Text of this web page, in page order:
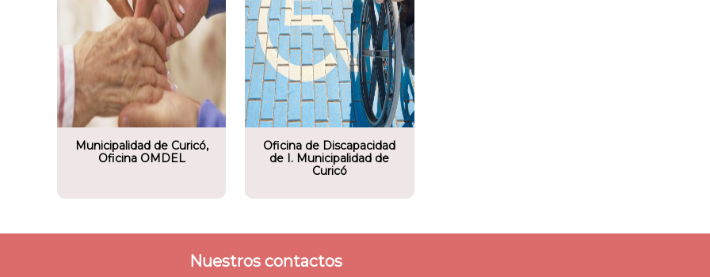
de
Municipalidad de Curicó,
Oficina OMDEL
Socio comunitario
Ilustre Municipalidad de
Curicó
Oficina de Discapacidad
de I. Municipalidad de
Curicó
Nuestros contactos